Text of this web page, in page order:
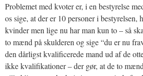
Problemet med kvoter er, i en bestyrelse
os sige, at der er 10 personer i bestyrelsen,
kvinder men lige nu har man kun to – så
to mænd på skulderen og sige “du er nu
den dårligst kvalificerede mand ud af de
ikke kvalifikationer – der gør, at de to